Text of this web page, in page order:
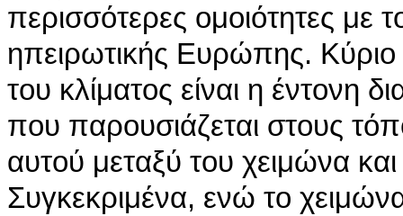
περισσότερες ομοιότητες με
ηπειρωτικής Ευρώπης. Κύριο
του κλίματος είναι η έντονη
που παρουσιάζεται στους
αυτού μεταξύ του χειμώνα
Συγκεκριμένα, ενώ το